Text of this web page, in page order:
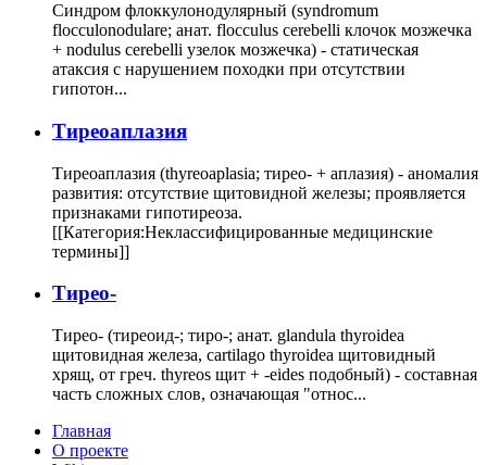
Синдром флоккулонодулярный (syndromum
flocculonodulare; анат. flocculus cerebelli клочок мозжечка
+ nodulus cerebelli узелок мозжечка) - статическая
атаксия с нарушением походки при отсутствии
гипотон...
Тиреоаплазия
Тиреоаплазия (thyreoaplasia; тирео- + аплазия) - аномалия
развития: отсутствие щитовидной железы; проявляется
признаками гипотиреоза.
[[Категория:Неклассифицированные медицинские
термины]]
Тирео-
Тирео- (тиреоид-; тиро-; анат. glandula thyroidea
щитовидная железа, cartilago thyroidea щитовидный
хрящ, от греч. thyreos щит + -eides подобный) - составная
часть сложных слов, означающая "относ...
Главная
О проекте